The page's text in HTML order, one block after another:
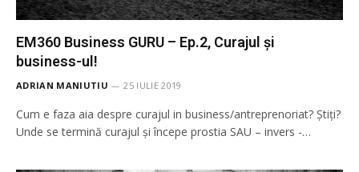
EM360 Business GURU – Ep.2, Curajul și
business-ul!
ADRIAN MANIUTIU 25 IULIE 2019
Cum e faza aia despre curajul in business/antreprenoriat? Știți?
Unde se termină curajul și începe prostia SAU – invers -…